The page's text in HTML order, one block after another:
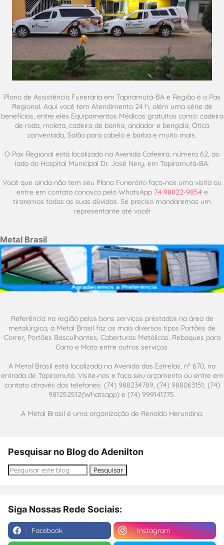
Plano de Assistência Funerária em Tapiramutá-BA e Região é o Pax
Regional. Aqui você tem Atendimento 24 h, além uma série de
benefícios, entre eles Equipamentos Médicos gratuitos como: cadeira
de roda, moleta, cadeira de banha, andador e bengala, Ótica
conveniada, Salão para cabelo e barba e muito mais.
O Pax Regional está localizado na Avenida Cafeeira, número 62, ao
lado do Hospital Municipal Dr. José Nery, em Tapiramutá-BA.
Você que ainda não tem seu Plano Funerário faça-nos uma visita ou
entre em contato conosco pelo WhatsApp 74 98822-9854 e
tiraremos todas as suas dúvidas. Se preciso mandaremos um
representante até você!
Metal Brasil
Referência na região pelos bons serviços prestados na área de
metalúrgica, a Metal Brasil faz os mais diversos tipos Portões de
Correr, Portões Basculhantes, Coberturas Metálicas, Reboques para
Carro e Moto entre outros serviços.
A Metal Brasil está localizada na Avenida das Estrelas, nº 670, na
entrada de Tapiramutá. Visite-nos e faça seu orçamento ou entre em
contato através dos telefones: (74) 988234789, (74) 988063151, (74)
981252512(Whatsapp) e (74) 999141775.
A Metal Brasil é uma organização de Renaldo Herundino.
Pesquisar no Blog do Adenilton
Siga Nossas Rede Sociais:
Facebook Instagram